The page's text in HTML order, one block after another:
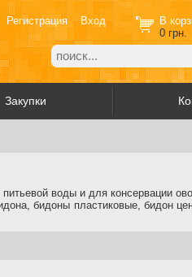
Регистрация Вход В
0 грн.
Закупки
воды и для консервации
бидоны пластиковые, бидон